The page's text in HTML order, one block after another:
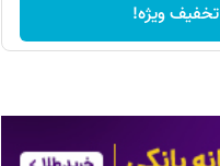
تخفیف ویژه!